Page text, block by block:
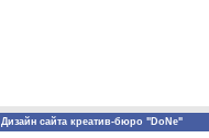
Дизайн сайта креатив-бюро "DoNe"